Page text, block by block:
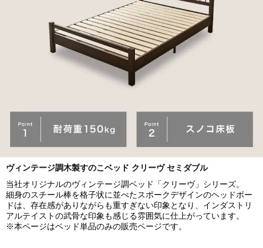
ヴィンテージ調木製すのこベッド クリーヴ セミダブル
当社オリジナルのヴィンテージ調ベッド「クリーヴ」シリーズ。
細身のスチール棒を格子状に並べたスポークデザインのヘッドボー
ドは、存在感がありながらも重すぎない印象となり、インダストリ
アルテイストの武骨な印象も感じる雰囲気に仕上がっています。
※本ページはベッド単品のみの販売ページです。